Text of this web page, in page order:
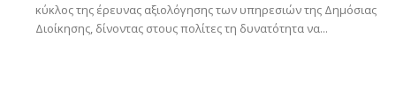
κύκλος της έρευνας αξιολόγησης των υπηρεσιών της Δημόσιας
Διοίκησης, δίνοντας στους πολίτες τη δυνατότητα να...